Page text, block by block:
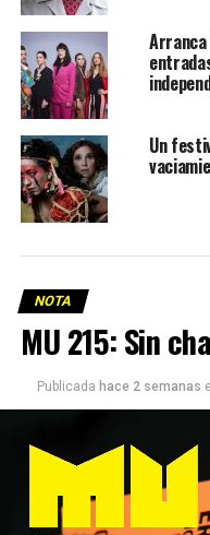
Arranca
Un
NOTA
MU 215: Sin
Publicada hace 2 semanas